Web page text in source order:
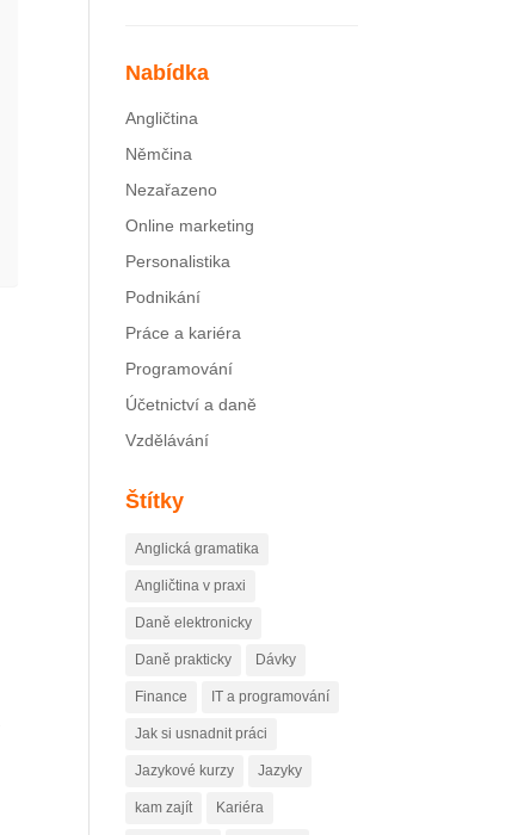
Nabídka
Angličtina
Němčina
Nezařazeno
Online marketing
Personalistika
Podnikání
Práce a kariéra
Programování
Účetnictví a daně
Vzdělávání
Štítky
Anglická gramatika
Angličtina v praxi
Daně elektronicky
Daně prakticky Dávky
Finance IT a programování
Jak si usnadnit práci
Jazykové kurzy Jazyky
kam zajít Kariéra